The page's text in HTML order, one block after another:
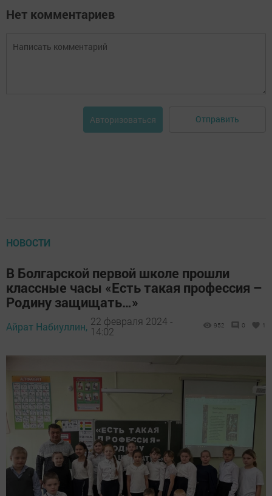
Нет комментариев
Авторизоваться Отправить
НОВОСТИ
В Болгарской первой школе прошли
классные часы «Есть такая профессия –
Родину защищать…»
Айрат Набиуллин, 22 февраля 2024 -
14:02
952 0 1